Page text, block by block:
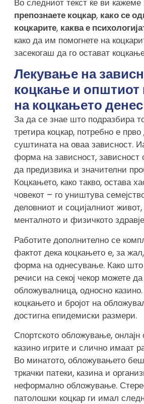
препознаете коцкар, како се
коцкарите, каква е
како да им помогнете на
засекогаш да го остават
Лекување на
коцкање и
на коцкањето денес
За да се знае што подразбира
третира коцкар, потребно е
суштината на оваа зависност.
форма на зависност,
да предизвика и значителни
Коцкањето, како такво, остава
човекот – го уништува
деловниот и социјалниот
менталното и физичкото
Работите дополнително се
фактот дека коцкањето е, за
форма на однесување. Како
речиси на секој чекор можете да
обложувалница, односно
коцкањето и бројот на
достигна епидемиски размери.
Спортското обложување,
казино игрите и слично имаат
Во минатото, обложувањето
тркачки патеки, казина и
неформално обложување.
патолошки коцкар ги имал